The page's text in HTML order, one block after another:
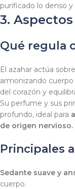
purificado lo denso y
3.
Qué regula
El azahar actúa
armonizando
del corazón y
Su perfume y sus
profundo, ideal para
de origen nervioso.
Principales
Sedante suave y
cuerpo.